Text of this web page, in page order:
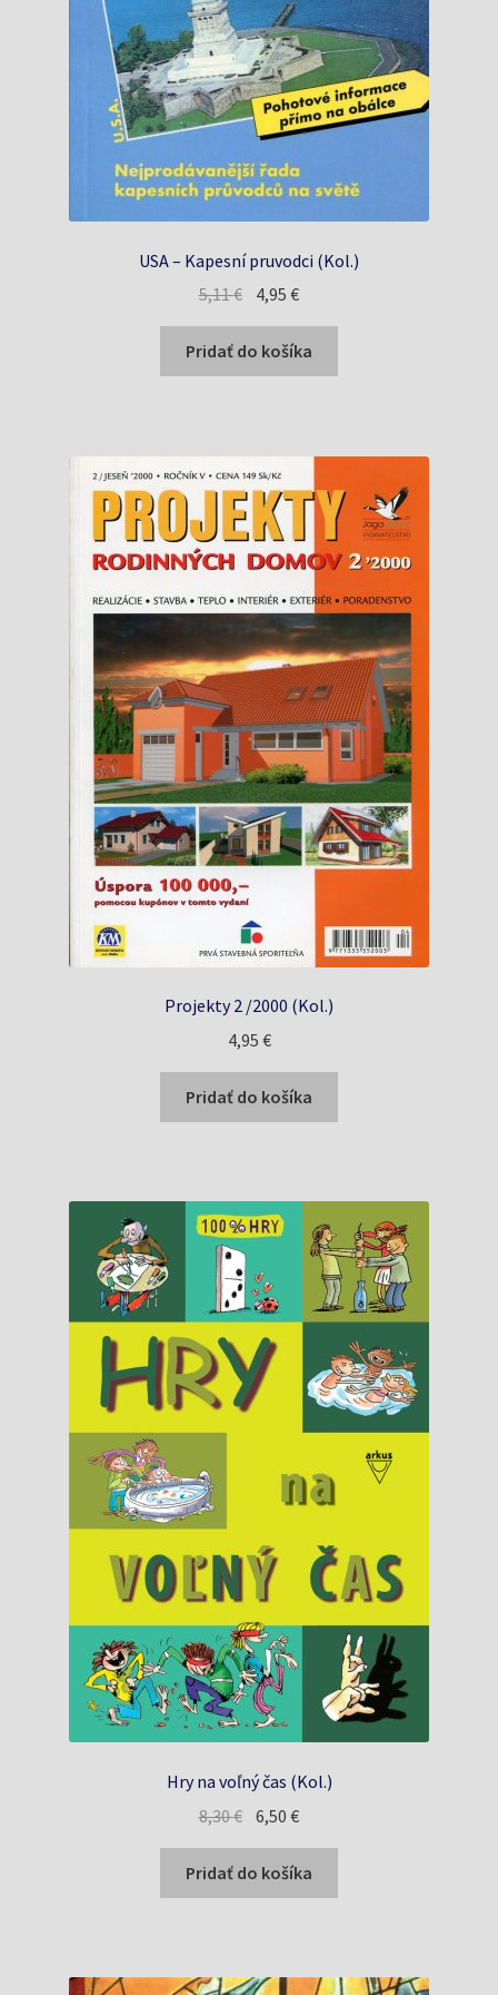
USA – Kapesní pruvodci (Kol.)
5,11€ Pôvodná
cena
bola:
5,11 €.
4,95€Aktuálna
cena
je:
4,95 €.
Pridať do košíka
Projekty 2 /2000 (Kol.)
4,95 €
Pridať do košíka
Hry na voľný čas (Kol.)
8,30€ Pôvodná
bola:
8,30 €.
6,50€Aktuálna
je:
6,50 €.
Pridať do košíka